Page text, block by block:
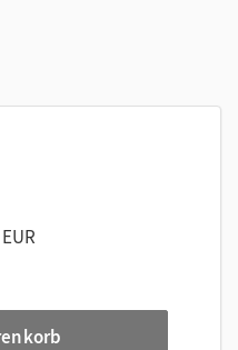
des Leseverstehens
allen Aufgaben